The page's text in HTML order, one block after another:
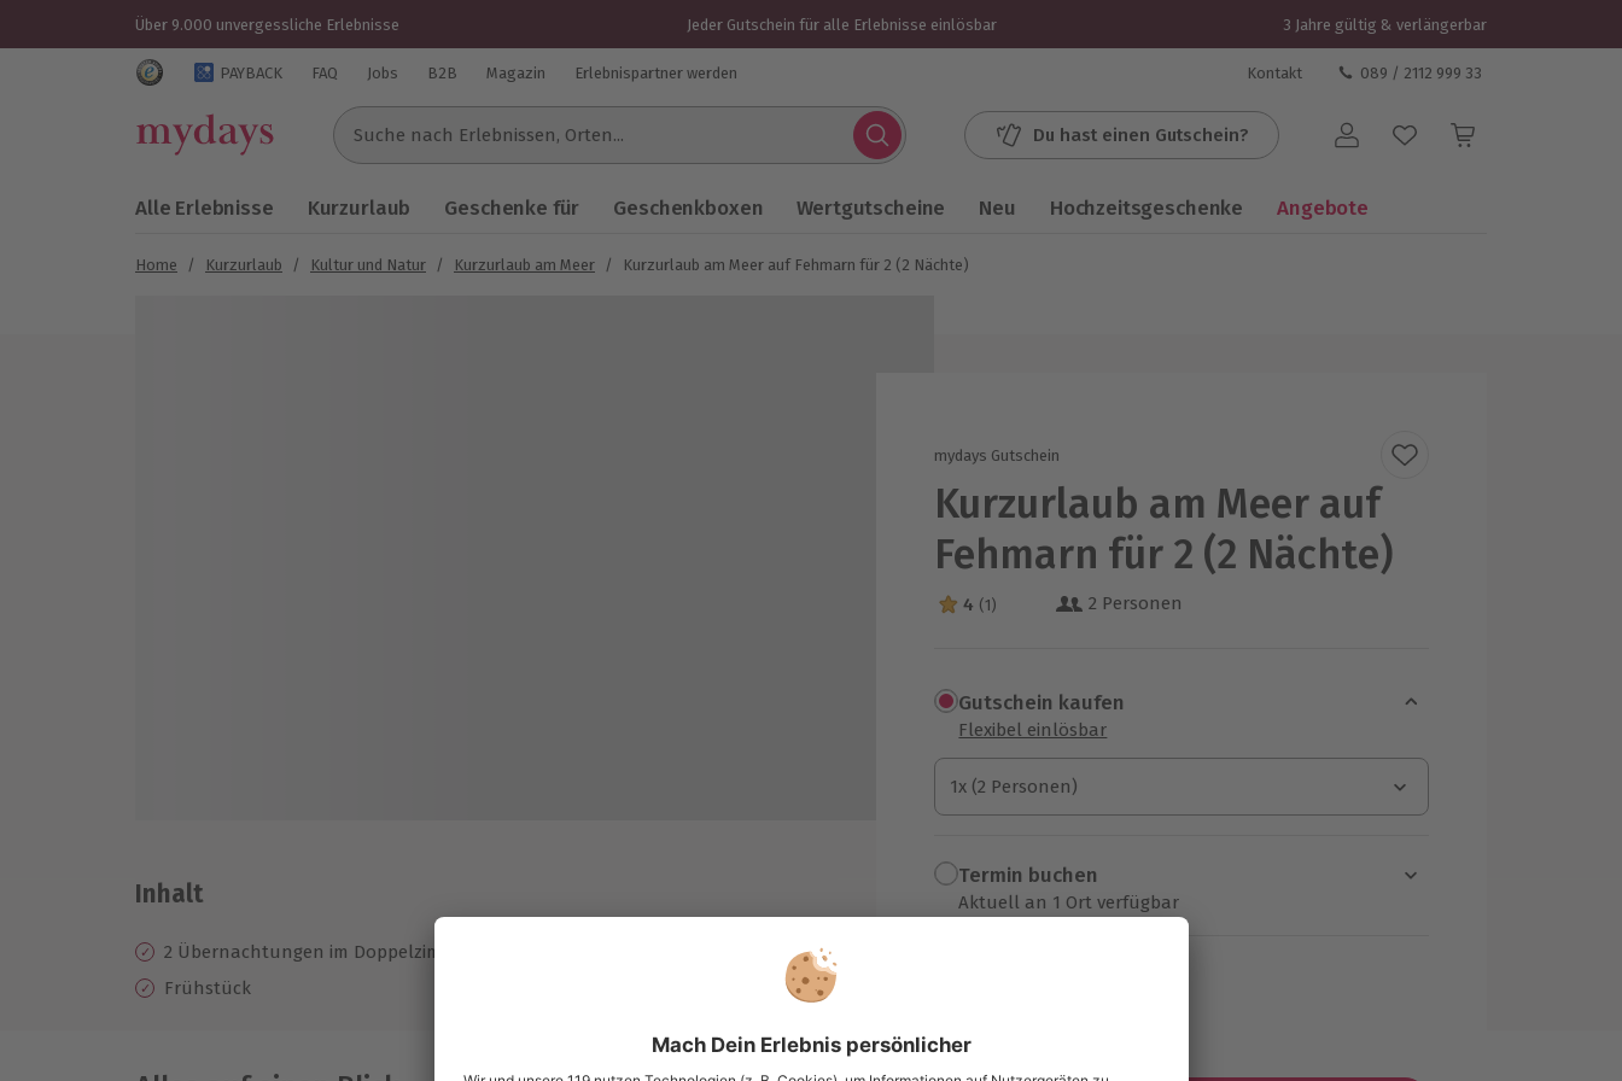
Über 9.000 unvergessliche Erlebnisse Jeder Gutschein für alle Erlebnisse einlösbar 3 Jahre gültig & verlängerbar
Trustedshops Bewertungen für mydays.de
PAYBACK FAQ Jobs B2B Magazin Erlebnispartner werden Kontakt 089 / 2112 999 33
Suche nach Erlebnissen...
Du hast einen Gutschein? Benutzerkonto
Alle Erlebnisse Kurzurlaub Geschenke für Geschenkboxen Wertgutscheine Neu Hochzeitsgeschenke Angebote
Home / Kurzurlaub / Kultur und Natur / Kurzurlaub am Meer / Kurzurlaub am Meer auf Fehmarn für 2 (2 Nächte)
mydays Gutschein
Kurzurlaub am Meer auf
Fehmarn für 2 (2 Nächte)
4 Sterne von 5 aus 1 Bewertungen
4 (1) 2 Personen
Gutschein kaufen
Flexibel einlösbar
1x (2 Personen)
1x (2 Personen)
1x (2 Personen)
Termin buchen
Aktuell an 1 Ort verfügbar
zzgl. Versand
Inhalt
2 Übernachtungen im Doppelzimmer im 3* Hafen Hotel Schützenhof
Frühstück